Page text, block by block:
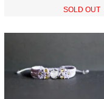
SOLD OUT